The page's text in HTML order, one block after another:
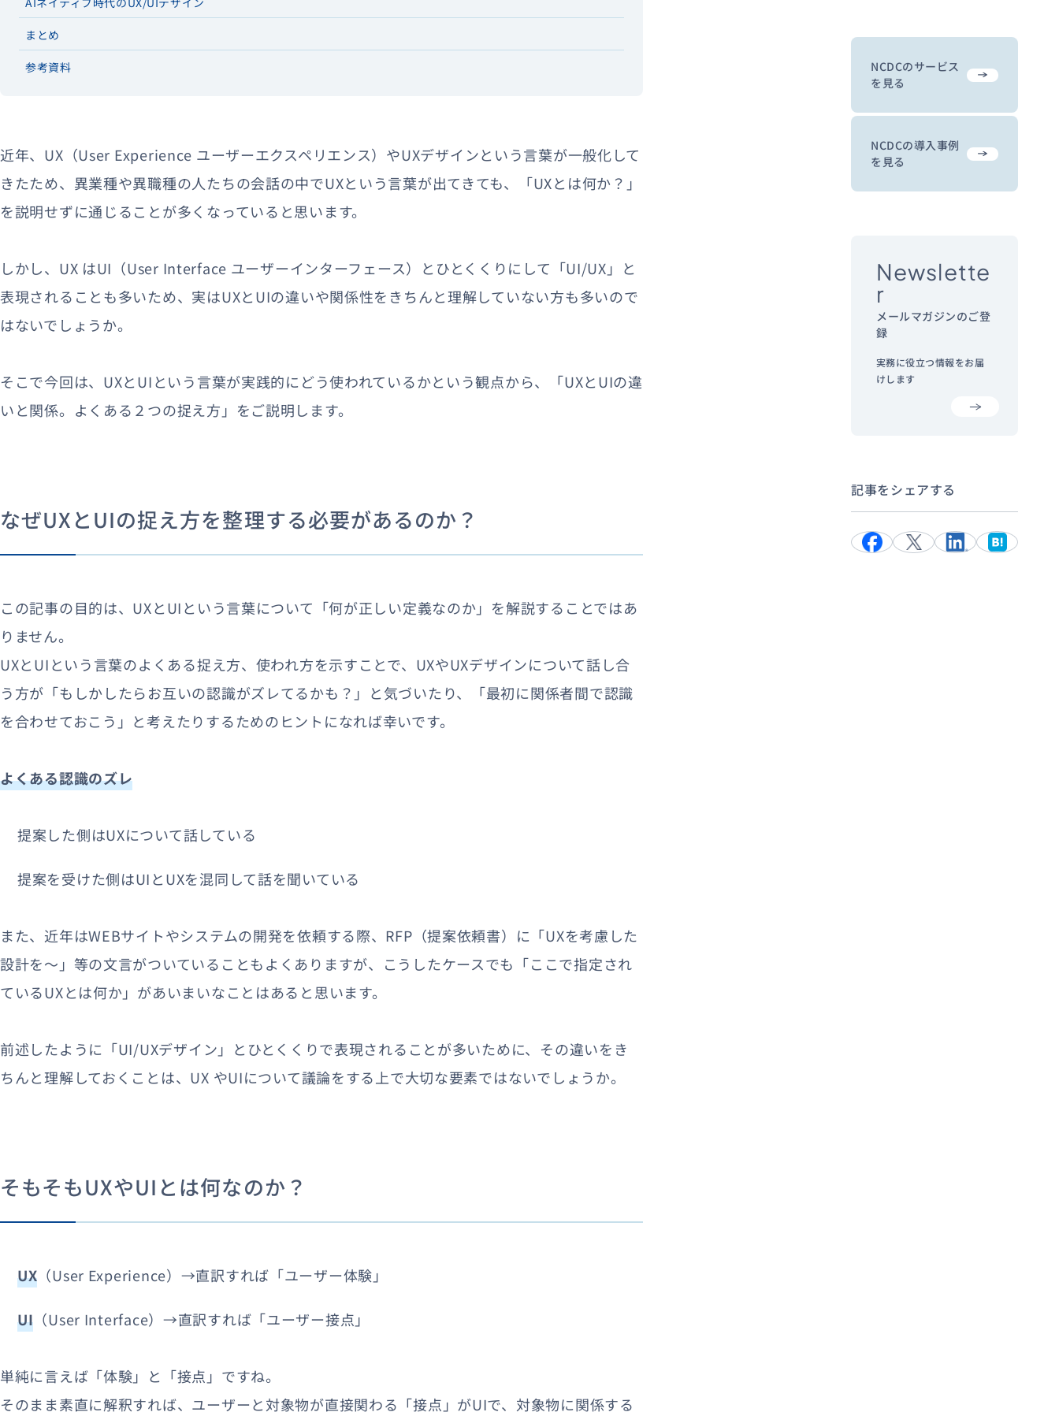
まとめ
参考資料
近年、UX（User Experience ユーザーエクスペリエンス）やUXデザインという言葉が一般化して
きたため、異業種や異職種の人たちの会話の中でUXという言葉が出てきても、「UXとは何か？」
を説明せずに通じることが多くなっていると思います。
しかし、UX はUI（User Interface ユーザーインターフェース）とひとくくりにして「UI/UX」と
表現されることも多いため、実はUXとUIの違いや関係性をきちんと理解していない方も多いので
はないでしょうか。
そこで今回は、UXとUIという言葉が実践的にどう使われているかという観点から、「UXとUIの違
いと関係。よくある２つの捉え方」をご説明します。
なぜUXとUIの捉え方を整理する必要があるのか？
この記事の目的は、UXとUIという言葉について「何が正しい定義なのか」を解説することではあ
りません。
UXとUIという言葉のよくある捉え方、使われ方を示すことで、UXやUXデザインについて話し合
う方が「もしかしたらお互いの認識がズレてるかも？」と気づいたり、「最初に関係者間で認識
を合わせておこう」と考えたりするためのヒントになれば幸いです。
よくある認識のズレ
提案した側はUXについて話している
提案を受けた側はUIとUXを混同して話を聞いている
また、近年はWEBサイトやシステムの開発を依頼する際、RFP（提案依頼書）に「UXを考慮した
設計を〜」等の文言がついていることもよくありますが、こうしたケースでも「ここで指定され
ているUXとは何か」があいまいなことはあると思います。
前述したように「UI/UXデザイン」とひとくくりで表現されることが多いために、その違いをき
ちんと理解しておくことは、UX やUIについて議論をする上で大切な要素ではないでしょうか。
そもそもUXやUIとは何なのか？
UX （User Experience）→直訳すれば「ユーザー体験」
UI （User Interface）→直訳すれば「ユーザー接点」
単純に言えば「体験」と「接点」ですね。
そのまま素直に解釈すれば、ユーザーと対象物が直接関わる「接点」がUIで、対象物に関係する
NCDCのサービス
を見る
NCDCの導入事例
を見る
Newslette
r
メールマガジンのご登
録
実務に役立つ情報をお届
けします
記事をシェアする